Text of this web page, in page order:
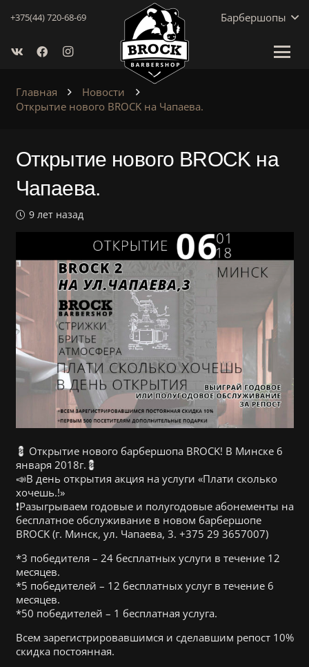
+375(44) 720-68-69 Барбершопы
Главная
Новости
Открытие нового BROCK на Чапаева.
Открытие нового BROCK на
Чапаева.
9 лет назад
💈 Открытие нового барбершопа BROCK! В Минске 6
января 2018г.💈
📣В день открытия акция на услуги «Плати сколько
хочешь.!»
❗Разыгрываем годовые и полугодовые абонементы на
бесплатное обслуживание в новом барбершопе
BROCK (г. Минск, ул. Чапаева, 3. +375 29 3657007)
*3 победителя – 24 бесплатных услуги в течение 12
месяцев.
*5 победителей – 12 бесплатных услуг в течение 6
месяцев.
*50 победителей – 1 бесплатная услуга.
Всем зарегистрировавшимся и сделавшим репост 10%
скидка постоянная.